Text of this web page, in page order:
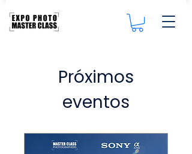
Próximos
eventos